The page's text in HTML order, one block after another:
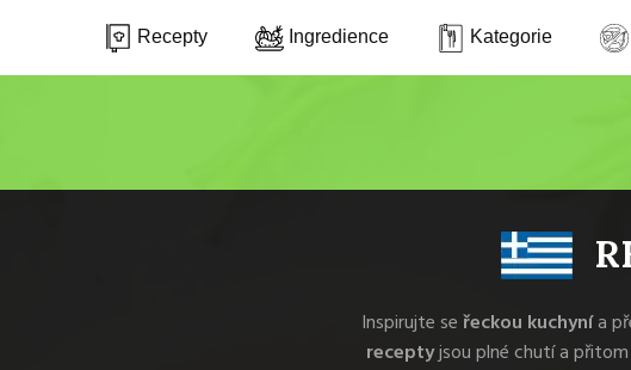
Recepty Ingredience Kategorie
Inspirujte seřeckou kuchynía
receptyjsou plné chutí a přitom